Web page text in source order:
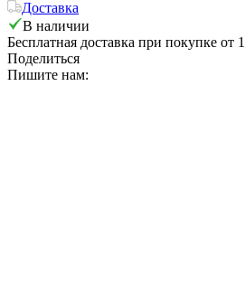
Доставка
В наличии
Бесплатная доставка при покупке от
Поделиться
Пишите нам: